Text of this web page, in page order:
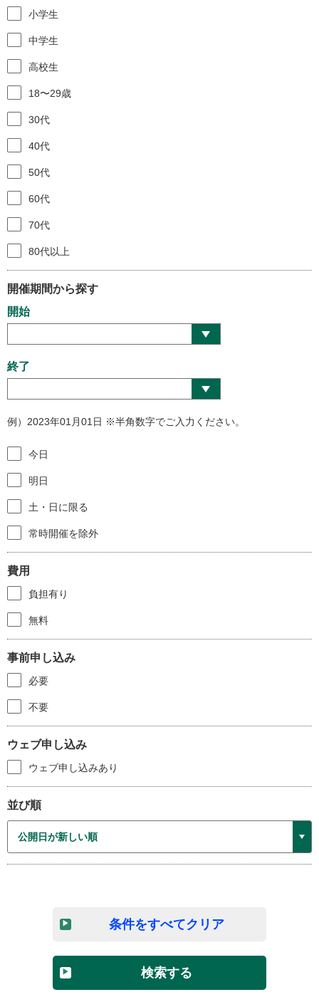
小学生
中学生
高校生
18〜29歳
30代
40代
50代
60代
70代
80代以上
開催期間から探す
開始
終了
例）2023年01月01日 ※半角数字でご入力ください。
今日
明日
土・日に限る
常時開催を除外
費用
負担有り
無料
事前申し込み
必要
不要
ウェブ申し込み
ウェブ申し込みあり
並び順
条件をすべてクリア
検索する